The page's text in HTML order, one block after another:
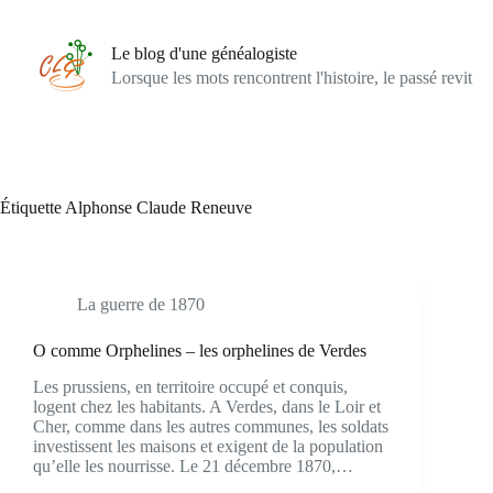
Le blog d'une généalogiste
Lorsque les mots rencontrent l'histoire, le passé revit
Étiquette Alphonse Claude Reneuve
La guerre de 1870
O comme Orphelines – les orphelines de Verdes
Les prussiens, en territoire occupé et conquis,
logent chez les habitants. A Verdes, dans le Loir et
Cher, comme dans les autres communes, les soldats
investissent les maisons et exigent de la population
qu’elle les nourrisse. Le 21 décembre 1870,…